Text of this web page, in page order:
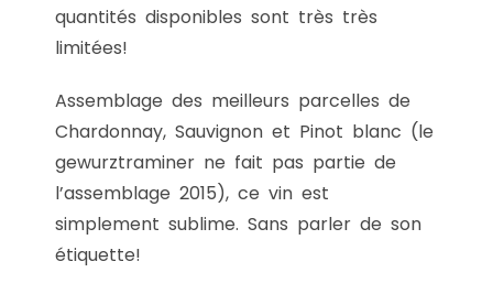
quantités disponibles sont très très
limitées!
Assemblage des meilleurs parcelles de
Chardonnay, Sauvignon et Pinot blanc (le
gewurztraminer ne fait pas partie de
l’assemblage 2015), ce vin est
simplement sublime. Sans parler de son
étiquette!